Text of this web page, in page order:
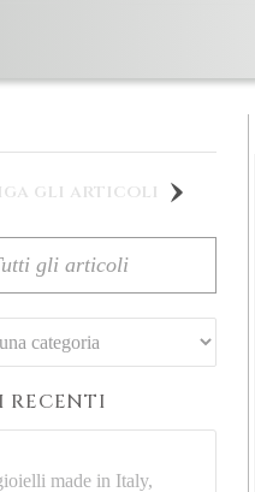
gli articoli
gli articoli
RECENTI
made in Italy,